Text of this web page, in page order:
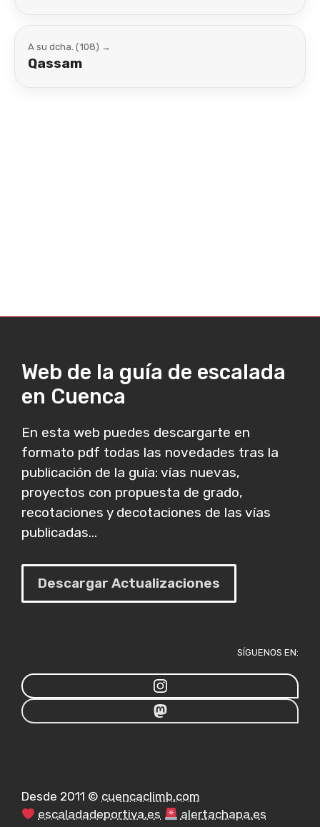
A su dcha. (108) →
Qassam
Web de la guía de escalada
en Cuenca
En esta web puedes descargarte en
formato pdf todas las novedades tras la
publicación de la guía: vías nuevas,
proyectos con propuesta de grado,
recotaciones y decotaciones de las vías
publicadas...
Descargar Actualizaciones
SÍGUENOS EN:
Desde 2011 © cuencaclimb.com
escaladadeportiva.es
alertachapa.es